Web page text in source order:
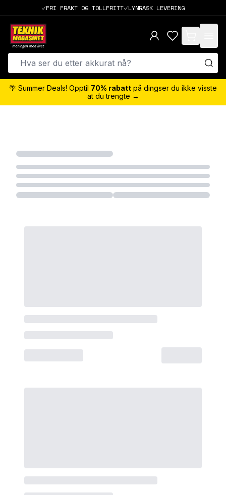
FRI FRAKT OG TOLLFRITT LYNRASK LEVERING
items in cart,
🌴 Summer Deals! Opptil 70% rabatt på dingser du ikke visste
at du trengte →